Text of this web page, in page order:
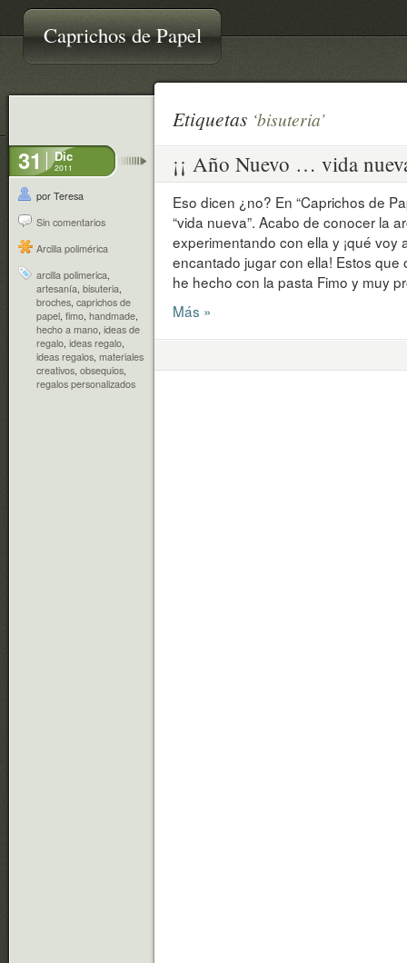
Caprichos de Papel
Etiquetas ‘bisuteria’
31 Dic
2011
por Teresa
Sin comentarios
Arcilla polimérica
arcilla polimerica,
artesanía, bisuteria,
broches, caprichos de
papel, fimo, handmade,
hecho a mano, ideas de
regalo, ideas regalo,
ideas regalos, materiales
creativos, obsequios,
regalos personalizados
¡¡ Año Nuevo … vida
Eso dicen ¿no? En “Caprichos de
“vida nueva”. Acabo de conocer la
experimentando con ella y ¡qué voy
encantado jugar con ella! Estos
he hecho con la pasta Fimo y muy
Más »